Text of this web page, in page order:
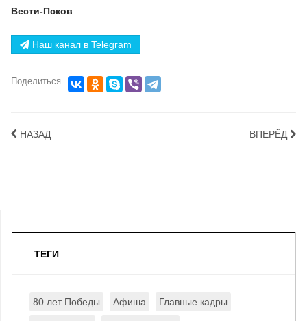
Вести-Псков
Наш канал в Telegram
Поделиться
НАЗАД ВПЕРЁД
ТЕГИ
80 лет Победы Афиша Главные кадры